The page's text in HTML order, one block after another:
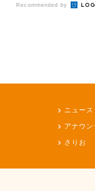
Recommended by
ニュース
アナウ
さりお